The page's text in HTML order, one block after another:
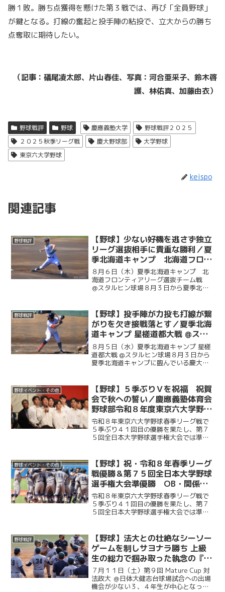
勝１敗。勝ち点獲得を懸けた第３戦では、再び「全員野球」
が鍵となる。打線の奮起と投手陣の粘投で、立大からの勝ち
点奪取に期待したい。
（記事：礒尾凌太郎、片山春佳、写真：河合亜采子、鈴木啓
護、林佑真、加藤由衣）
野球戦評 野球 慶應義塾大学
野球戦評２０２５
２０２５秋季リーグ戦
慶大野球部
大学野球
東京六大学野球
keispo
関連記事
野球戦評
【野球】少ない好機を逃さず独立
リーグ選抜相手に貴重な勝利／夏
季北海道キャンプ 北海道フロン
ティアリーグ選抜チーム戦 ＠ス
タルヒン球場
８月６日（木）夏季北海道キャンプ 北
海道フロンティアリーグ選抜チーム戦
＠スタルヒン球場８月３日から夏季北海
ティアリーグの選抜チームと試合を行っ
た。初回に今津慶介（総４...
野球戦評
【野球】投手陣が力投も打線が繋
がりを欠き接戦落とす／夏季北海
道キャンプ 星槎道都大戦 @スタ
ルヒン球場
８月５日（水）夏季北海道キャンプ 星槎
道都大戦 @スタルヒン球場８月３日から
夏季北海道キャンプに臨んでいる慶大。
（商４・慶應）が相手打線に得点を許
し、２点を追う展開に。そ...
野球イベント・その他
【野球】５季ぶりＶを祝福 祝賀
会で秋への誓い／慶應義塾体育会
野球部令和８年度東京六大学野球
春季リーグ戦優勝 祝賀会～前編
～
令和８年東京六大学野球春季リーグ戦で
５季ぶり４１回目の優勝を果たし、第７
５回全日本大学野球選手権大会では準優
人が集まり、選手たちの健闘をたたえ
た。前編では、堀井監督の挨...
野球イベント・その他
【野球】祝・令和８年春季リーグ
戦優勝＆第７５回全日本大学野球
選手権大会準優勝 OB・関係者
からのお祝いメッセージ
令和８年東京六大学野球春季リーグ戦で
５季ぶり４１回目の優勝を果たし、第７
５回全日本大学野球選手権大会では準優
の皆様から、現役選手たちへ温かい祝福
のメッセージをお寄せい...
野球戦評
【野球】法大との壮絶なシーソー
ゲームを制しサヨナラ勝ち 上級
生の総力で掴み取った執念の『一
勝』／第９回MatureCup・法大
戦
７月１１日（土）第９回 Mature Cup 対
法政大 ＠日体大健志台球場試合への出場
機会が少ない３、４年生が中心となって